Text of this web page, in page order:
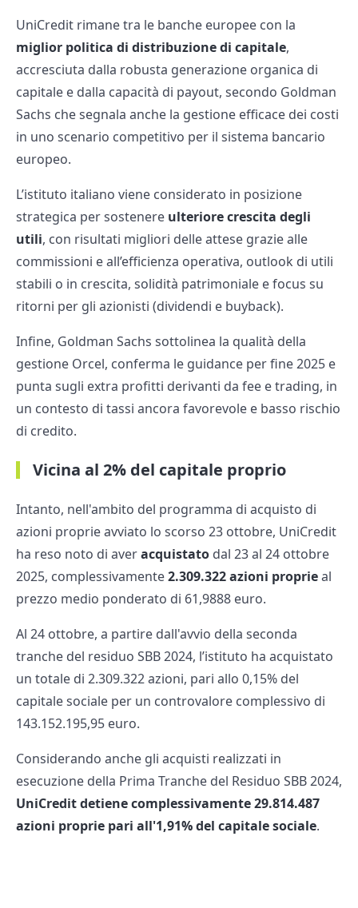
UniCredit rimane tra le banche europee con la
miglior politica di distribuzione di capitale,
accresciuta dalla robusta generazione organica di
capitale e dalla capacità di payout, secondo Goldman
Sachs che segnala anche la gestione efficace dei costi
in uno scenario competitivo per il sistema bancario
europeo.
L’istituto italiano viene considerato in posizione
strategica per sostenere ulteriore crescita degli
utili, con risultati migliori delle attese grazie alle
commissioni e all’efficienza operativa, outlook di utili
stabili o in crescita, solidità patrimoniale e focus su
ritorni per gli azionisti (dividendi e buyback).
Infine, Goldman Sachs sottolinea la qualità della
gestione Orcel, conferma le guidance per fine 2025 e
punta sugli extra profitti derivanti da fee e trading, in
un contesto di tassi ancora favorevole e basso rischio
di credito.
Vicina al 2% del capitale proprio
Intanto, nell'ambito del programma di acquisto di
azioni proprie avviato lo scorso 23 ottobre, UniCredit
ha reso noto di averacquistato dal 23 al 24 ottobre
2025, complessivamente2.309.322 azioni proprieal
prezzo medio ponderato di 61,9888 euro.
Al 24 ottobre, a partire dall'avvio della seconda
tranche del residuo SBB 2024, l’istituto ha acquistato
un totale di 2.309.322 azioni, pari allo 0,15% del
capitale sociale per un controvalore complessivo di
143.152.195,95 euro.
Considerando anche gli acquisti realizzati in
esecuzione della Prima Tranche del Residuo SBB 2024,
UniCredit detiene complessivamente 29.814.487
azioni proprie pari all'1,91% del capitale sociale.